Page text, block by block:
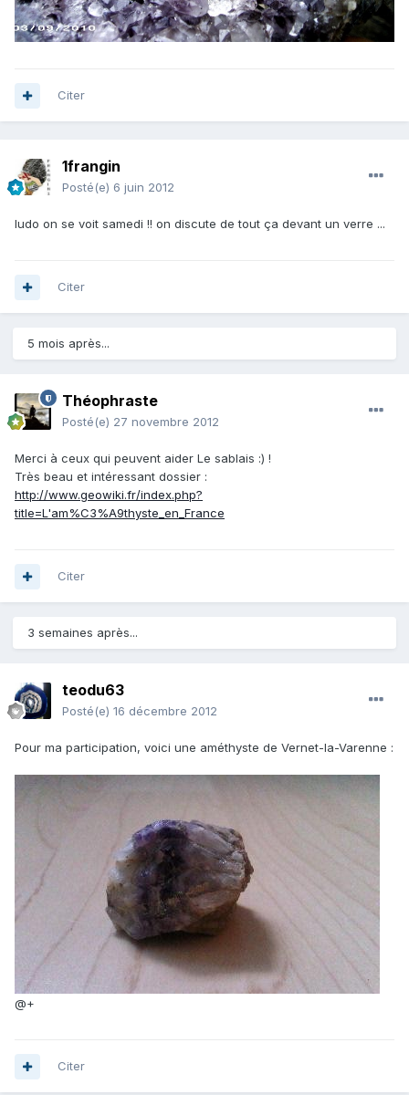
Citer
1frangin
Posté(e) 6 juin 2012
ludo on se voit samedi !! on discute de tout ça devant un verre ...
Citer
5 mois après...
Théophraste
Posté(e) 27 novembre 2012
Merci à ceux qui peuvent aider Le sablais :) !
Très beau et intéressant dossier :
http://www.geowiki.fr/index.php?
title=L'am%C3%A9thyste_en_France
Citer
3 semaines après...
teodu63
Posté(e) 16 décembre 2012
Pour ma participation, voici une améthyste de Vernet-la-Varenne :
@+
Citer